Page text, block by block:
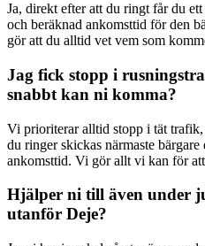
Ja, direkt efter att du ringt får du
och beräknad ankomsttid för den
gör att du alltid vet vem som
Jag fick stopp i
snabbt kan ni komma?
Vi prioriterar alltid stopp i tät
du ringer skickas närmaste
ankomsttid. Vi gör allt vi kan för
Hjälper ni till även under
utanför Deje?